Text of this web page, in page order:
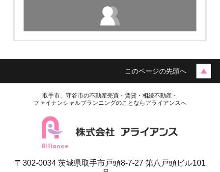
このページの先頭へ
取手市、守谷市の不動産売買・賃貸・相続不動産・
ファイナンシャルプランニングのことならアライアンスへ
〒302-0034 茨城県取手市戸頭8-7-27 第八戸頭ビル101